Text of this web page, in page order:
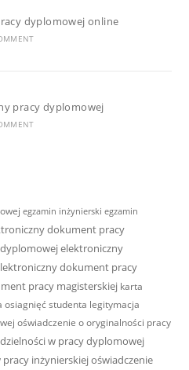
dyplomowej online
pracy dyplomowej
egzamin inżynierski egzamin
dokument pracy
elektroniczny
dokument pracy
pracy magisterskiej karta
osiagnięć studenta legitymacja
oświadczenie o oryginalności pracy
w pracy dyplomowej
inżynierskiejoświadczenie